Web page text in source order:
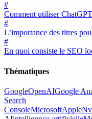
#
Comment utiliser
#
L’importance des titres
#
En quoi consiste le SEO
Thématiques
GoogleOpenAIGoogle
Search
ConsoleMicrosoftApple